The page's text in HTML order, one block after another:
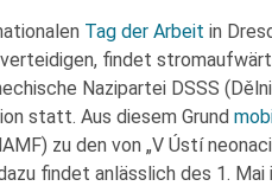
Tag der Arbeit in
findet
Nazipartei DSSS
statt. Aus diesem Grund
zu den von „V Ústí
findet anlässlich des 1.